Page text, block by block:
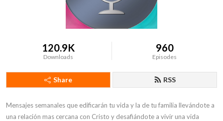
120.9K
Downloads
960
Episodes
Share RSS
Mensajes semanales que edificarán tu vida y la de tu familia llevándote a
una relación mas cercana con Cristo y desafiándote a vivir una vida